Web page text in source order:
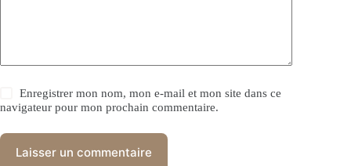
Enregistrer mon nom, mon e-mail et mon site dans ce
navigateur pour mon prochain commentaire.
Laisser un commentaire